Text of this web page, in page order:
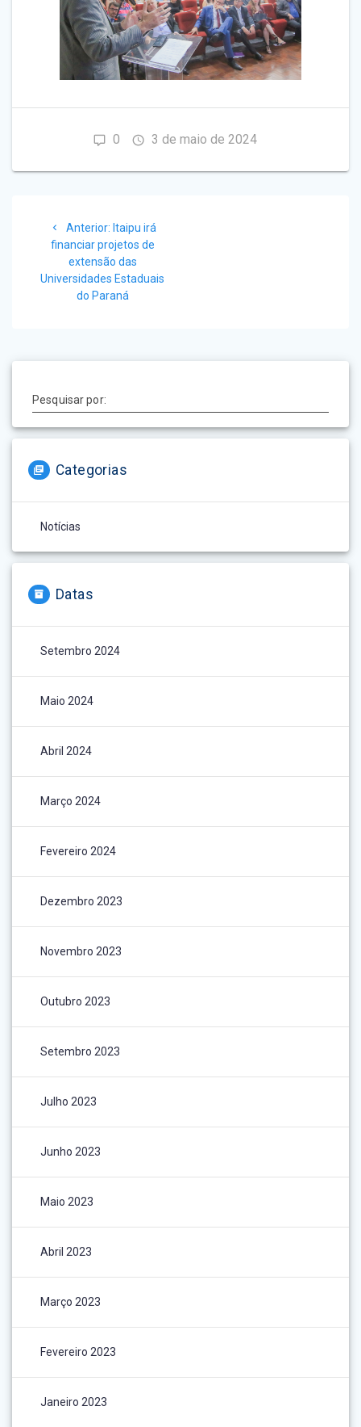
0 3 de maio de 2024
Post
Anterior: Post
anterior:
Itaipu irá
financiar projetos de
extensão das
Universidades Estaduais
do Paraná
Pesquisar por:
Categorias
Notícias
Datas
Setembro 2024
Maio 2024
Abril 2024
Março 2024
Fevereiro 2024
Dezembro 2023
Novembro 2023
Outubro 2023
Setembro 2023
Julho 2023
Junho 2023
Maio 2023
Abril 2023
Março 2023
Fevereiro 2023
Janeiro 2023